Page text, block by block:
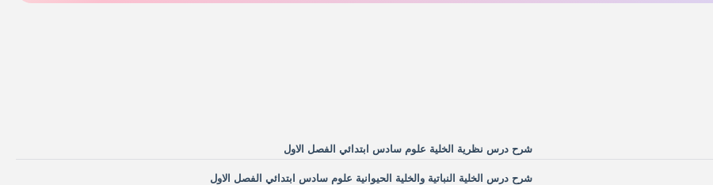
شرح درس نظرية الخلية علوم سادس ابتدائي الفصل الاول
شرح درس الخلية النباتية والخلية الحيوانية علوم سادس ابتدائي الفصل الاول